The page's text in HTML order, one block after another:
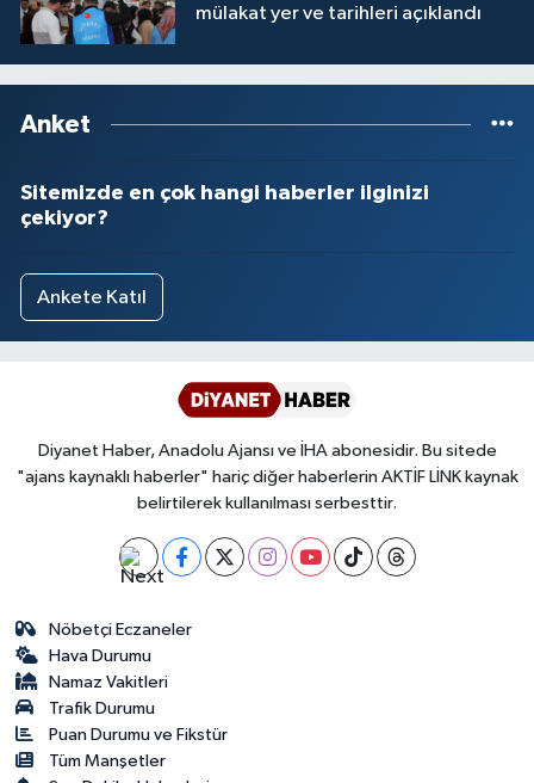
mülakat yer ve tarihleri açıklandı
Anket
Sitemizde en çok hangi haberler ilginizi
çekiyor?
Ankete Katıl
Diyanet Haber, Anadolu Ajansı ve İHA abonesidir. Bu sitede
"ajans kaynaklı haberler" hariç diğer haberlerin AKTİF LİNK kaynak
belirtilerek kullanılması serbesttir.
Nöbetçi Eczaneler
Hava Durumu
Namaz Vakitleri
Trafik Durumu
Puan Durumu ve Fikstür
Tüm Manşetler
Trabzon Müftülüğü
Tunceli Müftülüğü
Van Müftülüğü
Yalova Müftülüğü
Zonguldak Müftülüğü